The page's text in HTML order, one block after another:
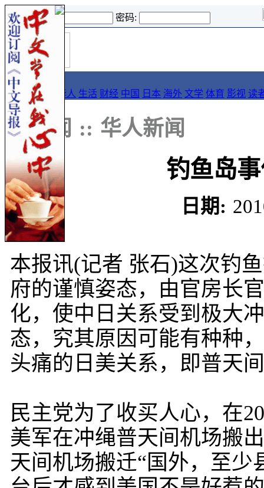
登录名: 密码:
首
页
导报
要闻 论坛 华人 生活 财经 中国 日本 海外 文学 体育 影视 读
:: 新闻 :: 华人新闻
钓鱼岛
日期:
本报讯(记者 张石)这次钓
府的谨慎姿态，由官房长
化，使中日关系受到极大
态，究其原因可能有种种
头痛的日美关系，即普天
民主党为了收买人心，在
美军在冲绳普天间机场搬
天间机场搬迁“国外，至